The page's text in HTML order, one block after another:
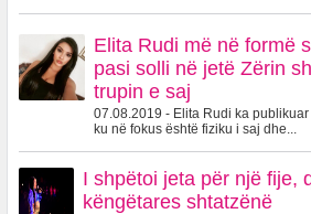
Elita Rudi më në formë
pasi solli në jetë Zërin
trupin e saj
07.08.2019 - Elita Rudi ka
ku në fokus është fiziku i saj dhe...
I shpëtoi jeta për një fije,
këngëtares shtatzënë